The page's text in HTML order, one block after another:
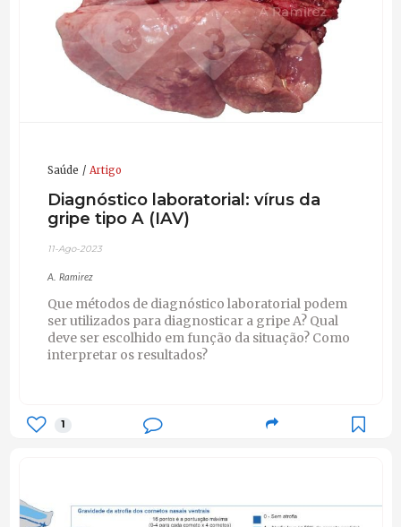
Saúde Artigo
Diagnóstico laboratorial: vírus da
gripe tipo A (IAV)
11-Ago-2023
A. Ramirez
Que métodos de diagnóstico laboratorial podem
ser utilizados para diagnosticar a gripe A? Qual
deve ser escolhido em função da situação? Como
interpretar os resultados?
1